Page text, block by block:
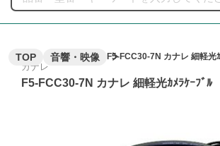
TOP 音響・映像 F5-FCC30-7N カナレ 細軽光
カナレ
F5-FCC30-7N カナレ 細軽光ｶﾒﾗｹｰﾌﾞﾙ